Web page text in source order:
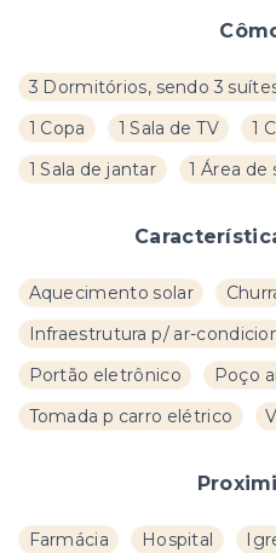
3 Dormitórios, sendo 3
1 Copa
1 Sala de TV 1
1 Sala de jantar
1 Área de
Aquecimento solar
Infraestrutura p/ ar-
Portão eletrônico
Poço
Tomada p carro elétrico
Farmácia Hospital